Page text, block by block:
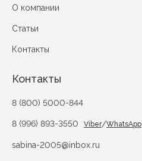
О компании
Статьи
Контакты
Контакты
8 (800) 5000-844
8 (996) 893-3550 Viber/WhatsApp
sabina-2005@inbox.ru